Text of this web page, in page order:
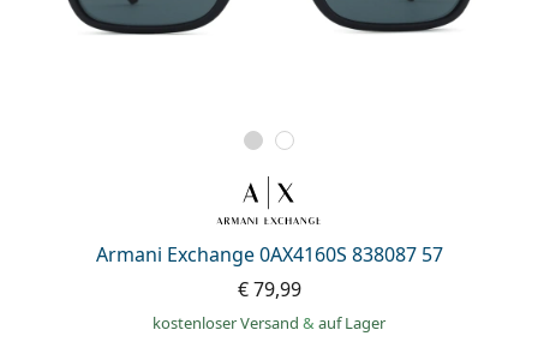
Armani Exchange 0AX4160S 838087 57
€ 79,99
kostenloser Versand & auf Lager